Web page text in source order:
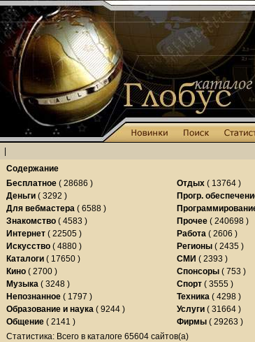
Содержание
Бесплатное ( 28686 )
Деньги ( 3292 )
Для вебмастера ( 6588 )
Знакомство ( 4583 )
Интернет ( 22505 )
Искусство ( 4880 )
Каталоги ( 17650 )
Кино ( 2700 )
Музыка ( 3248 )
Непознанное ( 1797 )
Образование и наука ( 9244 )
Общение ( 2141 )
Отдых ( 13764 )
Прогр.
Прочее ( 240698 )
Работа ( 2606 )
Регионы ( 2435 )
СМИ ( 2393 )
Спонсоры ( 753 )
Спорт ( 3555 )
Техника ( 4298 )
Услуги ( 31664 )
Фирмы ( 29263 )
Статистика: Всего в каталоге 65604 сайтов(а)